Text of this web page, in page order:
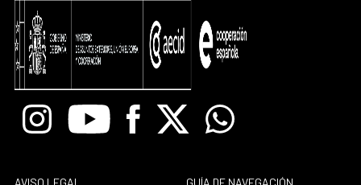
InstagramYoutube Facebook
X Whatsapp